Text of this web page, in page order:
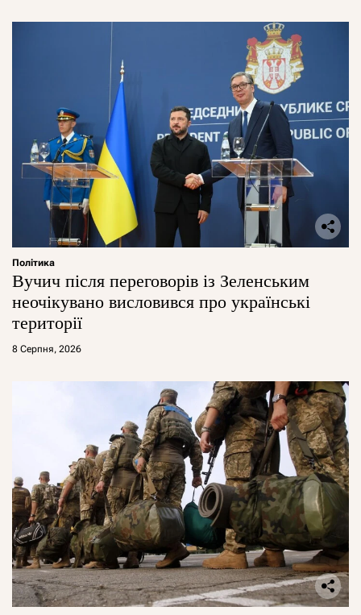
Політика
Вучич після переговорів із Зеленським
неочікувано висловився про українські
території
8 Серпня, 2026